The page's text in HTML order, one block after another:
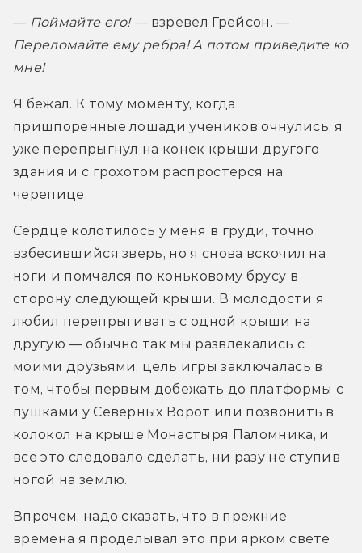
— Поймайте его! —
Переломайте ему ребра! А потом приведите ко
мне!
Я бежал. К тому моменту, когда
пришпоренные лошади учеников очнулись, я
уже перепрыгнул на конек крыши другого
здания и с грохотом распростерся на
черепице.
Сердце колотилось у меня в груди, точно
взбесившийся зверь, но я снова вскочил на
ноги и помчался по коньковому брусу в
сторону следующей крыши. В молодости я
любил перепрыгивать с одной крыши на
другую — обычно так мы развлекались с
моими друзьями: цель игры заключалась в
том, чтобы первым добежать до платформы с
пушками у Северных Ворот или позвонить в
колокол на крыше Монастыря Паломника, и
все это следовало сделать, ни разу не ступив
ногой на землю.
Впрочем, надо сказать, что в прежние
времена я проделывал это при ярком свете